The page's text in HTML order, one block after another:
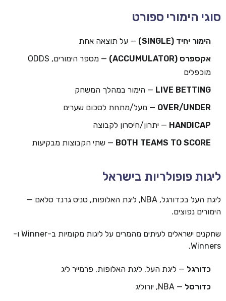
סוגי הימורי ספורט
הימור יחיד (SINGLE)
— על תוצאה אחת
אקספרס (ACCUMULATOR)
— מספר הימורים, ODDS
מוכפלים
LIVE BETTING — הימור במהלך המשחק
OVER/UNDER — מעל/מתחת לסכום שערים
HANDICAP — יתרון/חיסרון לקבוצה
BOTH TEAMS TO SCORE — שתי הקבוצות מבקיעות
ליגות פופולריות בישראל
ליגת העל בכדורגל, NBA, ליגת האלופות, טניס גרנד סלאם —
הימורים נפוצים.
שחקנים ישראלים לעיתים מהמרים על ליגות מקומיות ב-Winner ו-
Winners.
כדורגל — ליגת העל, ליגת האלופות, פרמייר ליג
כדורסל — NBA, יורוליג